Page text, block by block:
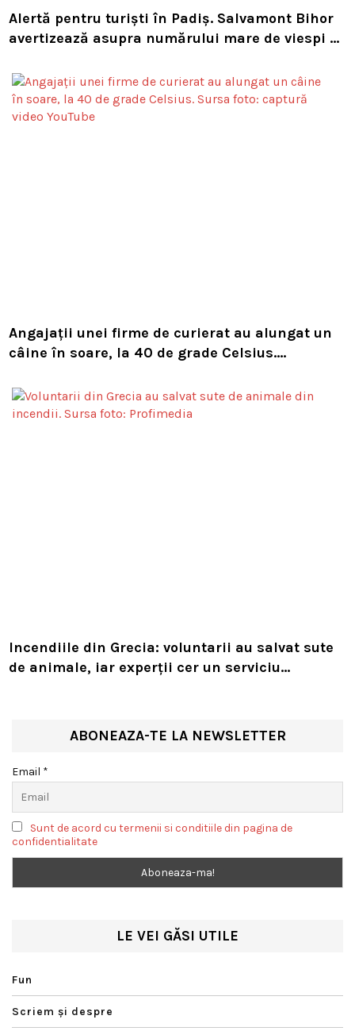
Alertă pentru turiști în Padiș. Salvamont Bihor
avertizează asupra numărului mare de viespi de
Angajații unei firme de curierat au alungat un
câine în soare, la 40 de grade Celsius.
Incendiile din Grecia: voluntarii au salvat sute
de animale, iar experții cer un serviciu
ABONEAZA-TE LA NEWSLETTER
Email *
Sunt de acord cu termenii si conditiile din pagina de
confidentialitate
LE VEI GĂSI UTILE
Fun
Scriem şi despre